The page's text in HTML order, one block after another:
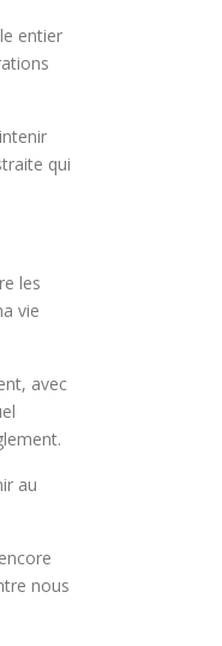
entier
qui
les
vie
avec
au
nous